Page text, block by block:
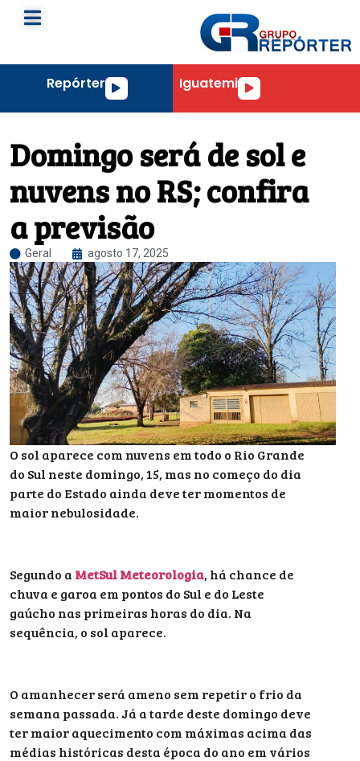
RepórterTocador
IguatemiTocador
Domingo será de sol e
nuvens no RS; confira
a previsão
Geral agosto 17, 2025
O sol aparece com nuvens em todo o Rio Grande
do Sul neste domingo, 15, mas no começo do dia
parte do Estado ainda deve ter momentos de
maior nebulosidade.
Segundo a MetSul Meteorologia, há chance de
chuva e garoa em pontos do Sul e do Leste
gaúcho nas primeiras horas do dia. Na
sequência, o sol aparece.
O amanhecer será ameno sem repetir o frio da
semana passada. Já a tarde deste domingo deve
ter maior aquecimento com máximas acima das
médias históricas desta época do ano em vários